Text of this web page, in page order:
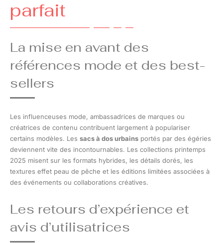
parfait
La mise en avant des
références mode et des best-
sellers
Les influenceuses mode, ambassadrices de marques ou
créatrices de contenu contribuent largement à populariser
certains modèles. Les sacs à dos urbains portés par des égéries
deviennent vite des incontournables. Les collections printemps
2025 misent sur les formats hybrides, les détails dorés, les
textures effet peau de pêche et les éditions limitées associées à
des événements ou collaborations créatives.
Les retours d’expérience et
avis d’utilisatrices